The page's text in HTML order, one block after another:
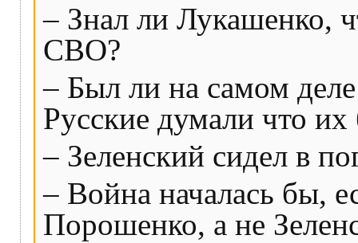
– Знал ли Лукашенко,
СВО?
– Был ли на самом
Русские думали что их
– Зеленский сидел в
– Война началась бы,
Порошенко, а не